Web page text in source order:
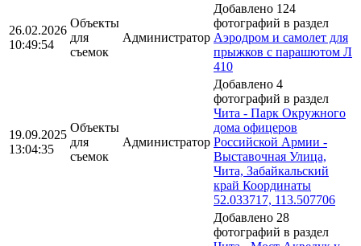
26.02.2026
10:49:54
Объекты
для
съемок
Администратор
Добавлено 124
фотографий в раздел
Аэродром и самолет для
прыжков с парашютом Л
410
19.09.2025
13:04:35
Объекты
для
съемок
Администратор
Добавлено 4
фотографий в раздел
Чита - Парк Окружного
дома офицеров
Российской Армии -
Выставочная Улица,
Чита, Забайкальский
край Координаты
52.033717, 113.507706
Добавлено 28
фотографий в раздел